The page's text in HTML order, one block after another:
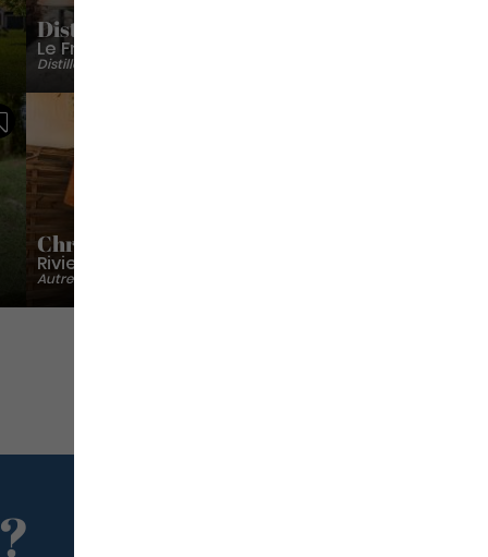
Distillerie A1710
Le François
Distillerie
Christophe Mert
Riviere-Pilote
Autres activités culturelles